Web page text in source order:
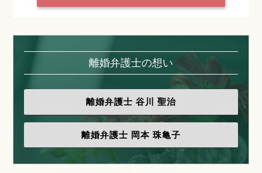
離婚弁護士の想い
離婚弁護士 谷川 聖治
離婚弁護士 岡本 珠亀子